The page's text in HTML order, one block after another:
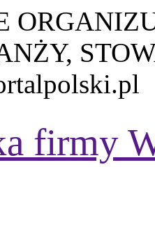
firmy